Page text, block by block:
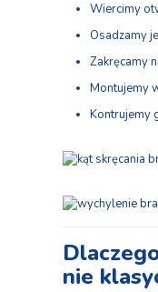
Wiercimy
Osadzamy
Zakręcamy
Montujemy
Kontrujemy
nie